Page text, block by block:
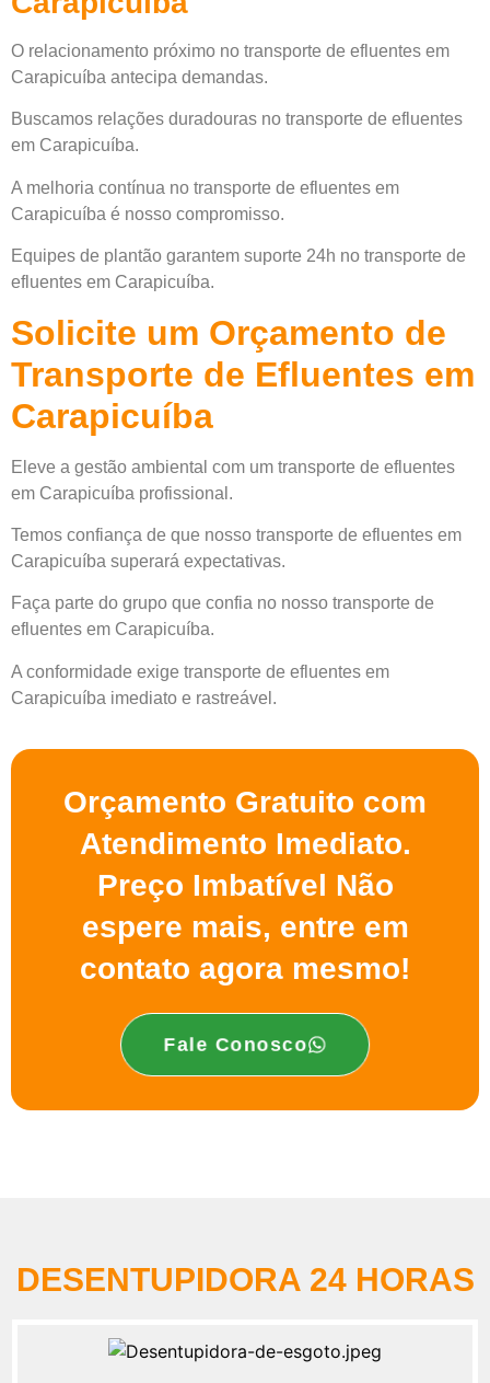
O relacionamento próximo no transporte de efluentes em
Carapicuíba antecipa demandas.
Buscamos relações duradouras no transporte de efluentes
em Carapicuíba.
A melhoria contínua no transporte de efluentes em
Carapicuíba é nosso compromisso.
Equipes de plantão garantem suporte 24h no transporte de
efluentes em Carapicuíba.
Solicite um Orçamento de
Transporte de Efluentes em
Carapicuíba
Eleve a gestão ambiental com um transporte de efluentes
em Carapicuíba profissional.
Temos confiança de que nosso transporte de efluentes em
Carapicuíba superará expectativas.
Faça parte do grupo que confia no nosso transporte de
efluentes em Carapicuíba.
A conformidade exige transporte de efluentes em
Carapicuíba imediato e rastreável.
Orçamento Gratuito com
Atendimento Imediato.
Preço Imbatível Não
espere mais, entre em
contato agora mesmo!
Fale Conosco
DESENTUPIDORA 24 HORAS